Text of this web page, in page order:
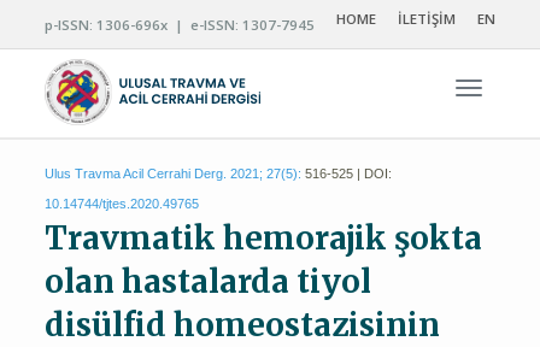
p-ISSN: 1306-696x | e-ISSN: 1307-7945 HOME İLETİŞİM EN
Ulus Travma Acil Cerrahi Derg. 2021; 27(5): 516-525 | DOI:
10.14744/tjtes.2020.49765
Travmatik hemorajik şokta
olan hastalarda tiyol
disülfid homeostazisinin